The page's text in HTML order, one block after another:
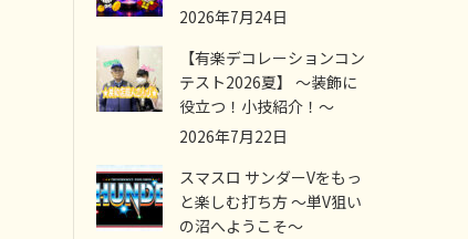
2026年7月24日
【有楽デコレーションコン
テスト2026夏】 ～装飾に
役立つ！小技紹介！～
2026年7月22日
スマスロ サンダーVをもっ
と楽しむ打ち方 ～単V狙い
の沼へようこそ～